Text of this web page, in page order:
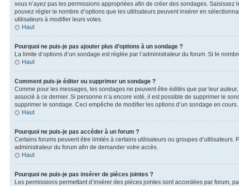
vous n’ayez pas les permissions appropriées afin de créer des sondages.
pouvez régler le nombre d’options que les utilisateurs peuvent insérer en
utilisateurs à modifier leurs votes.
Haut
Pourquoi ne puis-je pas ajouter plus d’options à un sondage ?
La limite d’options d’un sondage est réglée par l’administrateur du forum. Si le
Haut
Comment puis-je éditer ou supprimer un sondage ?
Comme pour les messages, les sondages ne peuvent être édités que par leur
associé à ce dernier. Si personne n’a encore voté, il est possible de supprimer le
supprimer le sondage. Ceci empêche de modifier les options d’un sondage en cours.
Haut
Pourquoi ne puis-je pas accéder à un forum ?
Certains forums peuvent être limités à certains utilisateurs ou groupes
administrateur du forum afin de demander votre accès.
Haut
Pourquoi ne puis-je pas insérer de pièces jointes ?
Les permissions permettant d’insérer des pièces jointes sont accordées par forum,